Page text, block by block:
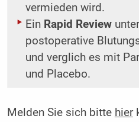
vermieden wird.
Ein Rapid Review
postoperative
und verglich es mit
und Placebo.
Melden Sie sich bitte hier